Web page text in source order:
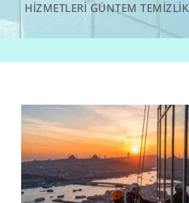
HIZMETLERI GÜNTEM TEMIZLIK